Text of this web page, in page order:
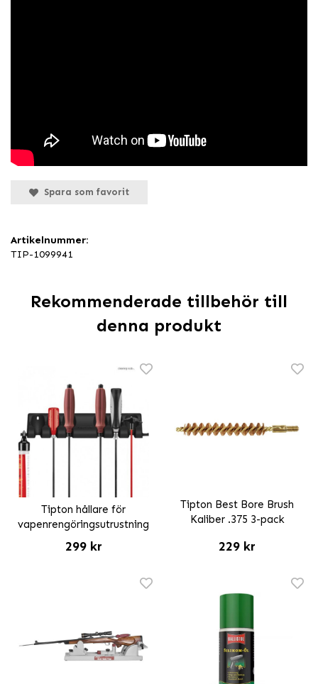
Spara som favorit
Artikelnummer:
TIP-1099941
Rekommenderade tillbehör till
denna produkt
Tipton hållare för
vapenrengöringsutrustning
299 kr
Tipton Best Bore Brush
Kaliber .375 3-pack
229 kr